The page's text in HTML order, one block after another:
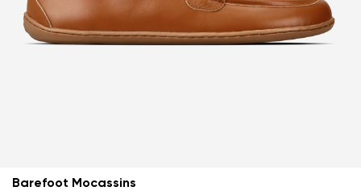
Barefoot Mocassins